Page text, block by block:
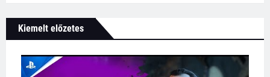
Kiemelt előzetes